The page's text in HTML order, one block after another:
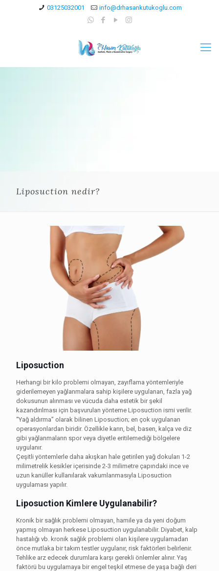
03125032001 info@drhasankutukoglu.com
Liposuction nedir?
Liposuction
Herhangi bir kilo problemi olmayan, zayıflama yöntemleriyle
giderilemeyen yağlanmalara sahip kişilere uygulanan, fazla yağ
dokusunun alınması ve vücuda daha estetik bir şekil
kazandırılması için başvurulan yönteme Liposuction ismi verilir.
“Yağ aldırma” olarak bilinen Liposuction; en çok uygulanan
operasyonlardan biridir. Özellikle karın, bel, basen, kalça ve diz
gibi yağlanmaların spor veya diyetle eritilemediği bölgelere
uygulanır.
Çeşitli yöntemlerle daha akışkan hale getirilen yağ dokuları 1-2
milimetrelik kesikler içerisinde 2-3 milimetre çapındaki ince ve
uzun kanüller kullanılarak vakumlanmasıyla Liposuction
uygulaması yapılır.
Liposuction Kimlere Uygulanabilir?
Kronik bir sağlık problemi olmayan, hamile ya da yeni doğum
yapmış olmayan herkese Liposuction uygulanabilir. Diyabet, kalp
hastalığı vb. kronik sağlık problemi olan kişilere uygulamadan
önce mutlaka bir takım testler uygulanır, risk faktörleri belirlenir.
Tehlike arz edecek durumlara karşı gerekli önlemler alınır. Yaş
faktörü bu uygulamaya bir engel teşkil etmese de yaşa bağlı deri